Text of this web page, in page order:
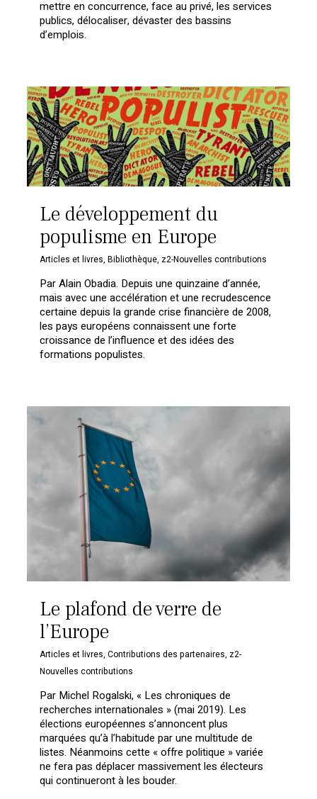
mettre en concurrence, face au privé, les services
publics, délocaliser, dévaster des bassins
d’emplois.
Le développement du
populisme en Europe
Articles et livres,Bibliothèque, z2-Nouvelles contributions
Par Alain Obadia. Depuis une quinzaine d’année,
mais avec une accélération et une recrudescence
certaine depuis la grande crise financière de 2008,
les pays européens connaissent une forte
croissance de l’influence et des idées des
formations populistes.
Le plafond de verre de
l’Europe
Articles et livres,Contributions des partenaires, z2-
Nouvelles contributions
Par Michel Rogalski, « Les chroniques de
recherches internationales » (mai 2019). Les
élections européennes s’annoncent plus
marquées qu’à l’habitude par une multitude de
listes. Néanmoins cette « offre politique » variée
ne fera pas déplacer massivement les électeurs
qui continueront à les bouder.